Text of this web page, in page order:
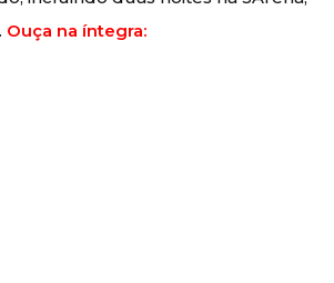
Ouça na íntegra: